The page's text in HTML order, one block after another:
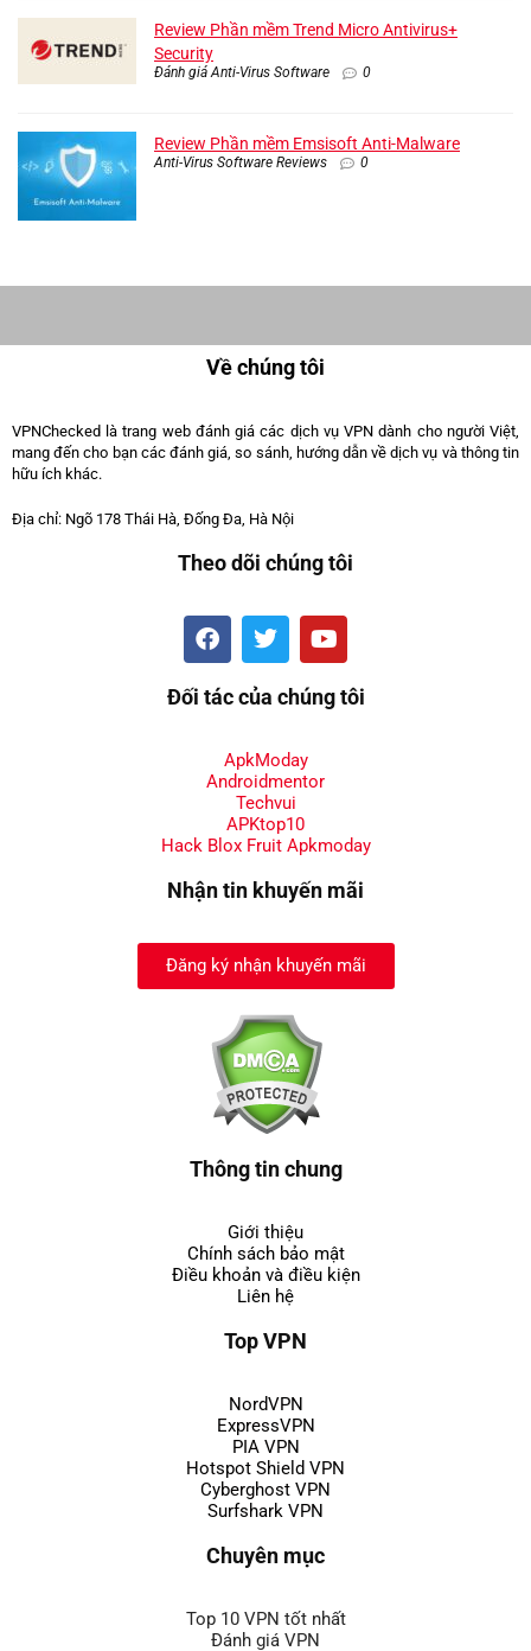
Review Phần mềm Trend Micro Antivirus+
Security
Đánh giá Anti-Virus Software 0
Review Phần mềm Emsisoft Anti-Malware
Anti-Virus Software Reviews 0
Về chúng tôi
VPNChecked là trang web đánh giá các dịch vụ VPN dành cho người Việt,
mang đến cho bạn các đánh giá, so sánh, hướng dẫn về dịch vụ và thông tin
hữu ích khác.
Địa chỉ: Ngõ 178 Thái Hà, Đống Đa, Hà Nội
Theo dõi chúng tôi
Đối tác của chúng tôi
ApkModay
Androidmentor
Techvui
APKtop10
Hack Blox Fruit Apkmoday
Nhận tin khuyến mãi
Đăng ký nhận khuyến mãi
Thông tin chung
Giới thiệu
Chính sách bảo mật
Điều khoản và điều kiện
Liên hệ
Top VPN
NordVPN
ExpressVPN
PIA VPN
Hotspot Shield VPN
Cyberghost VPN
Surfshark VPN
Chuyên mục
Top 10 VPN tốt nhất
Đánh giá VPN